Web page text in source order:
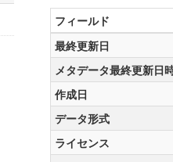
フィールド
最終更新日
メタデータ最終更新日
作成日
データ形式
ライセンス